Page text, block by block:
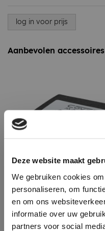
Deze website maakt
We gebruiken cookies
personaliseren, om
en om ons
informatie over uw
partners voor social
log in voor prijs
Aanbevolen accessoires
Daktrimschroef Zwart -
A2 4,5 x 35 mm - Verpakt